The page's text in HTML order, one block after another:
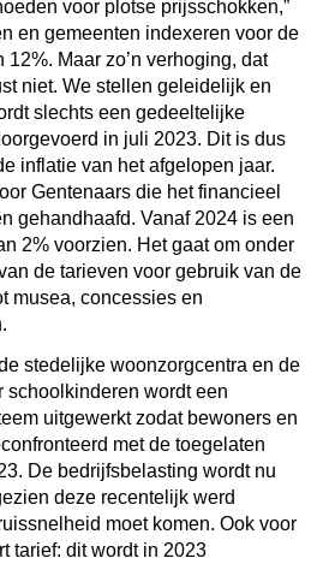
voor plotse prijsschokken,”
en gemeenten indexeren voor de
Maar zo’n verhoging, dat
niet. We stellen geleidelijk en
slechts een gedeeltelijke
in juli 2023. Dit is dus
inflatie van het afgelopen jaar.
Gentenaars die het financieel
gehandhaafd. Vanaf 2024 is een
2% voorzien. Het gaat om onder
de tarieven voor gebruik van de
musea, concessies en
stedelijke woonzorgcentra en de
schoolkinderen wordt een
uitgewerkt zodat bewoners en
met de toegelaten
De bedrijfsbelasting wordt nu
deze recentelijk werd
moet komen. Ook voor
tarief: dit wordt in 2023